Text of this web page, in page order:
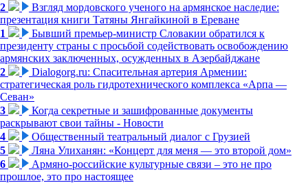
2
Взгляд мордовского ученого на армянское наследие:
презентация книги Татяны Янгайкиной в Ереване
1
Бывший премьер-министр Словакии обратился к
президенту страны с просьбой содействовать освобождению
армянских заключенных, осужденных в Азербайджане
2
Dialogorg.ru: Спасительная артерия Армении:
стратегическая роль гидротехнического комплекса «Арпа —
Севан»
3
Когда секретные и зашифрованные документы
раскрывают свои тайны - Новости
4
Общественный театральный диалог с Грузией
5
Ляна Улиханян: «Концерт для меня — это второй дом»
6
Армяно-российские культурные связи – это не про
прошлое, это про настоящее